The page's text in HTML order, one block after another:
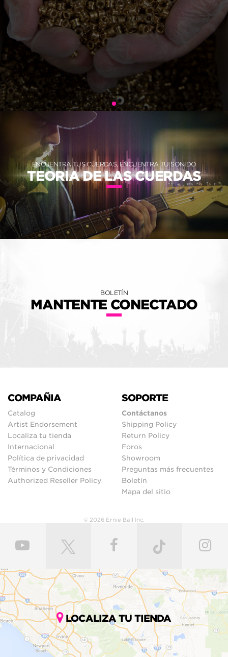
ENCUENTRA TUS CUERDAS, ENCUENTRA TU SONIDO
TEORIA DE LAS CUERDAS
BOLETÍN
MANTENTE CONECTADO
COMPAÑIA
Catalog
Artist Endorsement
Localiza tu tienda
Internacional
Política de privacidad
Términos y Condiciones
Authorized Reseller Policy
SOPORTE
Contáctanos
Shipping Policy
Return Policy
Foros
Showroom
Preguntas más frecuentes
Boletín
Mapa del sitio
© 2026 Ernie Ball Inc.
LOCALIZA TU TIENDA